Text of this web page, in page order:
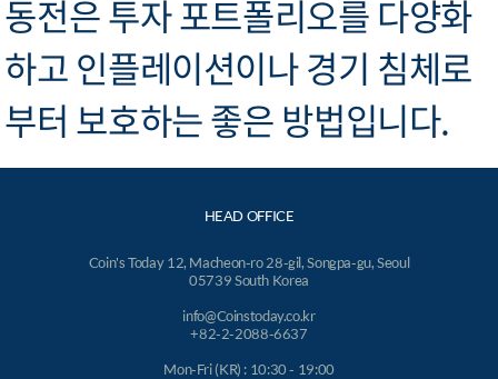
동전은 투자 포트폴리오를 다양화
하고 인플레이션이나 경기 침체로
부터 보호하는 좋은 방법입니다.
HEAD OFFICE
Coin's Today 12, Macheon-ro 28-gil, Songpa-gu, Seoul
05739 South Korea
info@Coinstoday.co.kr
+82-2-2088-6637
Mon-Fri (KR) : 10:30 - 19:00